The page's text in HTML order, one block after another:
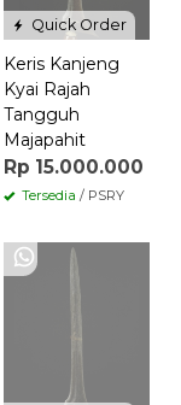
Quick Order
Keris Kanjeng
Kyai Rajah
Tangguh
Majapahit
Rp 15.000.000
Tersedia / PSRY